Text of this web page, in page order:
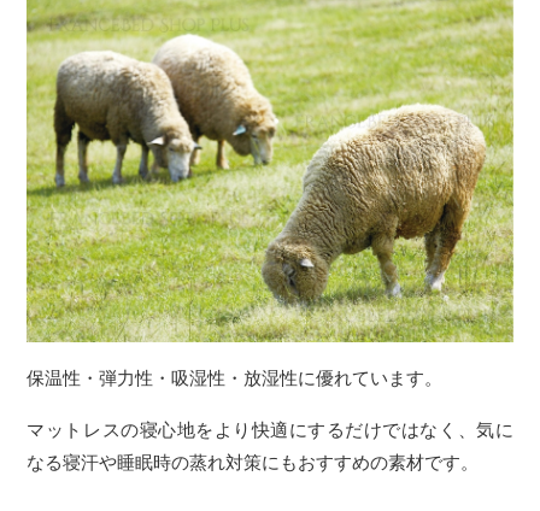
保温性・弾力性・吸湿性・放湿性に優れています。
マットレスの寝心地をより快適にするだけではなく、気に
なる寝汗や睡眠時の蒸れ対策にもおすすめの素材です。